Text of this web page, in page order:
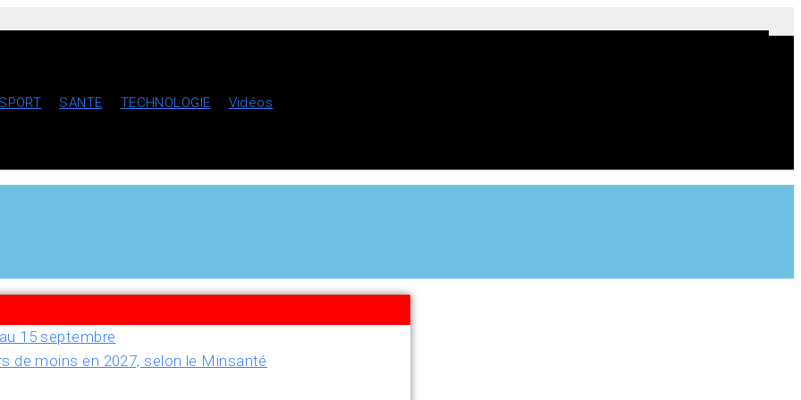
SPORT SANTE TECHNOLOGIE Vidéos
15 septembre
de moins en 2027, selon le Minsanté